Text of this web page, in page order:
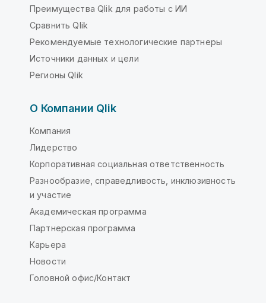
Преимущества Qlik для работы с ИИ
Сравнить Qlik
Рекомендуемые технологические партнеры
Источники данных и цели
Регионы Qlik
О Компании Qlik
Компания
Лидерство
Корпоративная социальная ответственность
Разнообразие, справедливость, инклюзивность
и участие
Академическая программа
Партнерская программа
Карьера
Новости
Головной офис/Контакт